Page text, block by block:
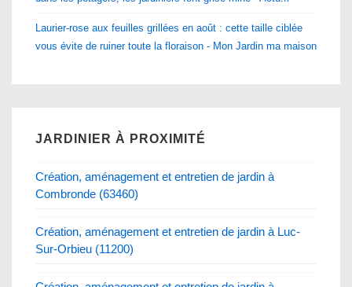
Laurier-rose aux feuilles grillées en août : cette taille ciblée
vous évite de ruiner toute la floraison - Mon Jardin ma maison
JARDINIER À PROXIMITÉ
Création, aménagement et entretien de jardin à
Combronde (63460)
Création, aménagement et entretien de jardin à Luc-
Sur-Orbieu (11200)